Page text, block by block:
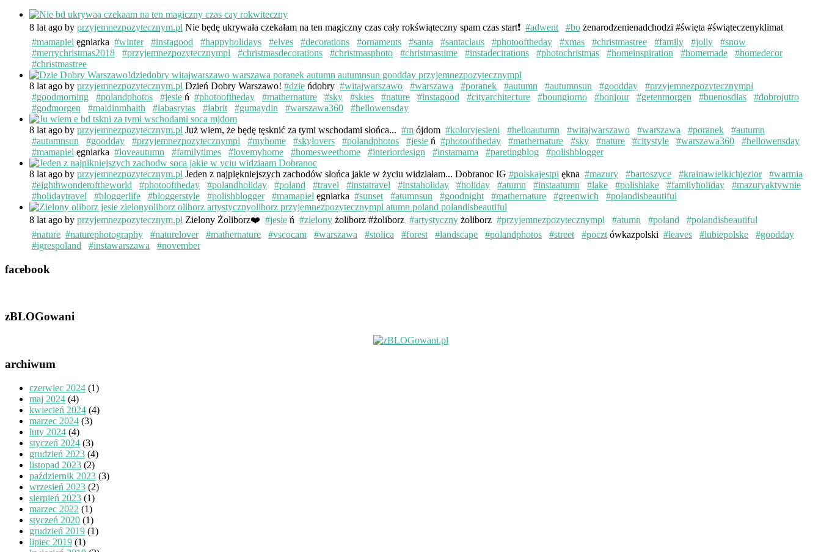
8 lat ago by przyjemnezpozytecznym.pl Nie będę ukrywała czekałam na ten magiczny czas cały rokświąteczny spam czas start❗️ #adwent #bo żenarodzenienadchodzi #święta #świąteczenyklimat
#mamapiel ęgniarka #winter #instagood #happyholidays #elves #decorations #ornaments #santa #santaclaus #photooftheday #xmas #christmastree #family #jolly
#snow
#merrychristmas2018
#przyjemnezpozytecznympl #christmasdecorations #christmasphoto #christmastime #instadecirations #photochristmas #homeinspiration #homemade
#homedecor
#christmastree
8 lat ago by przyjemnezpozytecznym.pl Dzień Dobry Warszawo! #dzie ńdobry #witajwarszawo #warszawa #poranek #autumn #autumnsun #goodday
#przyjemnezpozytecznympl
#goodmorning
#polandphotos #jesie ń #photooftheday #mathernature #sky #skies #nature #instagood #cityarchitecture #boungiorno #bonjour #getenmorgen #buenosdias
#dobrojutro
#godmorgen
#maidinmhaith #labasrytas #labrit #gumaydin #warszawa360 #hellowensday
8 lat ago by przyjemnezpozytecznym.pl Już wiem, że będę tęsknić za tymi wschodami słońca... #m ójdom #koloryjesieni #helloautumn #witajwarszawo #warszawa #poranek
#autumn
#autumnsun
#goodday #przyjemnezpozytecznympl #myhome #skylovers #polandphotos #jesie ń #photooftheday #mathernature #sky #nature #citystyle #warszawa360
#hellowensday
#mamapiel ęgniarka #loveautumn #familytimes #lovemyhome #homesweethome #interiordesign #instamama #paretingblog #polishblogger
8 lat ago by przyjemnezpozytecznym.pl Jeden z najpiękniejszych zachodów słońca jakie w życiu widziałam... Dobranoc IG #polskajestpi ękna #mazury #bartoszyce #krainawielkichjezior
#warmia
#eighthwonderoftheworld
#photooftheday #polandholiday #poland #travel #instatravel #instaholiday #holiday #atumn #instaatumn #lake #polishlake #familyholiday
#mazuryaktywnie
#holidaytravel
#bloggerlife #bloggerstyle #polishblogger #mamapiel ęgniarka #sunset #atumnsun #goodnight #mathernature #greenwich #polandisbeautiful
8 lat ago by przyjemnezpozytecznym.pl Zielony Żoliborz❤️ #jesie ń #zielony żoliborz #żoliborz #artystyczny żoliborz #przyjemnezpozytecznympl #atumn #poland
#polandisbeautiful
#nature #naturephotography #naturelover #mathernature #vscocam #warszawa #stolica #forest #landscape #polandphotos #street #poczt ówkazpolski #leaves #lubiepolske
#goodday
#igrespoland
#instawarszawa #november
facebook
zBLOGowani
archiwum
czerwiec 2024 (1)
maj 2024 (4)
kwiecień 2024 (4)
marzec 2024 (3)
luty 2024 (4)
styczeń 2024 (3)
grudzień 2023 (4)
listopad 2023 (2)
październik 2023 (3)
wrzesień 2023 (2)
sierpień 2023 (1)
marzec 2022 (1)
styczeń 2020 (1)
grudzień 2019 (1)
lipiec 2019 (1)